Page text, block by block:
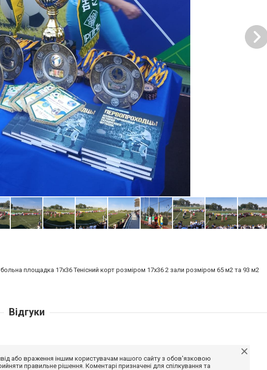
площадка 17х36 Тенісний корт розміром 17х36 2 зали розміром 65 м2 та 93 м2
Відгуки
або враження іншим користувачам нашого сайту з обов'язковою
правильне рішення. Коментарі призначені для спілкування та